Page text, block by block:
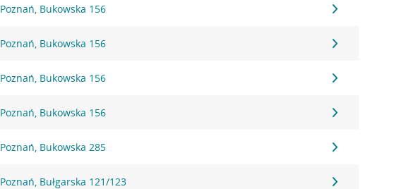
Poznań, Bukowska 156
Poznań, Bukowska 156
Poznań, Bukowska 156
Poznań, Bukowska 156
Poznań, Bukowska 285
Poznań, Bułgarska 121/123